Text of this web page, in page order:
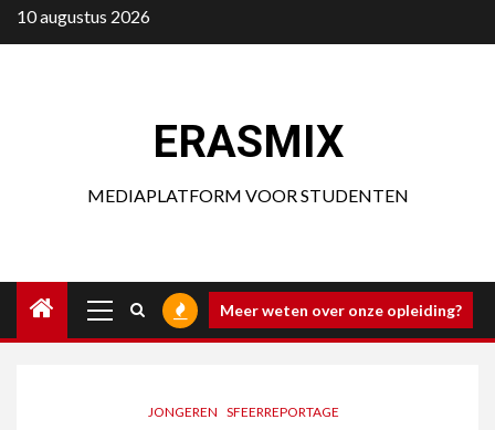
Ga
naar
10 augustus 2026
ERASMIX
MEDIAPLATFORM VOOR STUDENTEN
menu
Meer weten over onze opleiding?
JONGEREN SFEERREPORTAGE